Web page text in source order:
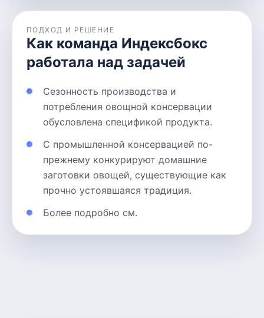
ПОДХОД И РЕШЕНИЕ
Как команда Индексбокс
работала над задачей
Сезонность производства и
потребления овощной консервации
обусловлена спецификой продукта.
С промышленной консервацией по-
прежнему конкурируют домашние
заготовки овощей, существующие как
прочно устоявшаяся традиция.
Более подробно см.